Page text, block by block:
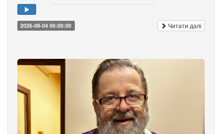
2026-08-04 00:00:00 Читати далі